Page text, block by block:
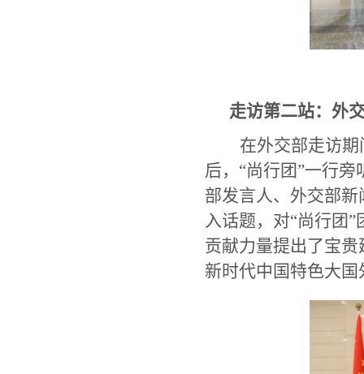
走访第二站：外
在外交部走访
后， “尚行团”一行
部发言人、外交部
入话题，对“尚行团
贡献力量提出了宝
新时代中国特色大